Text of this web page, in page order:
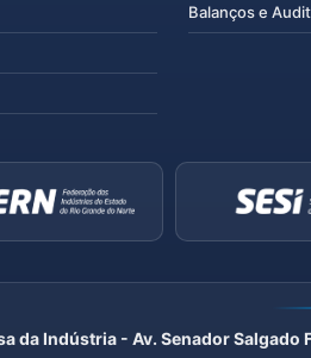
Balanços e
da Indústria - Av. Senador